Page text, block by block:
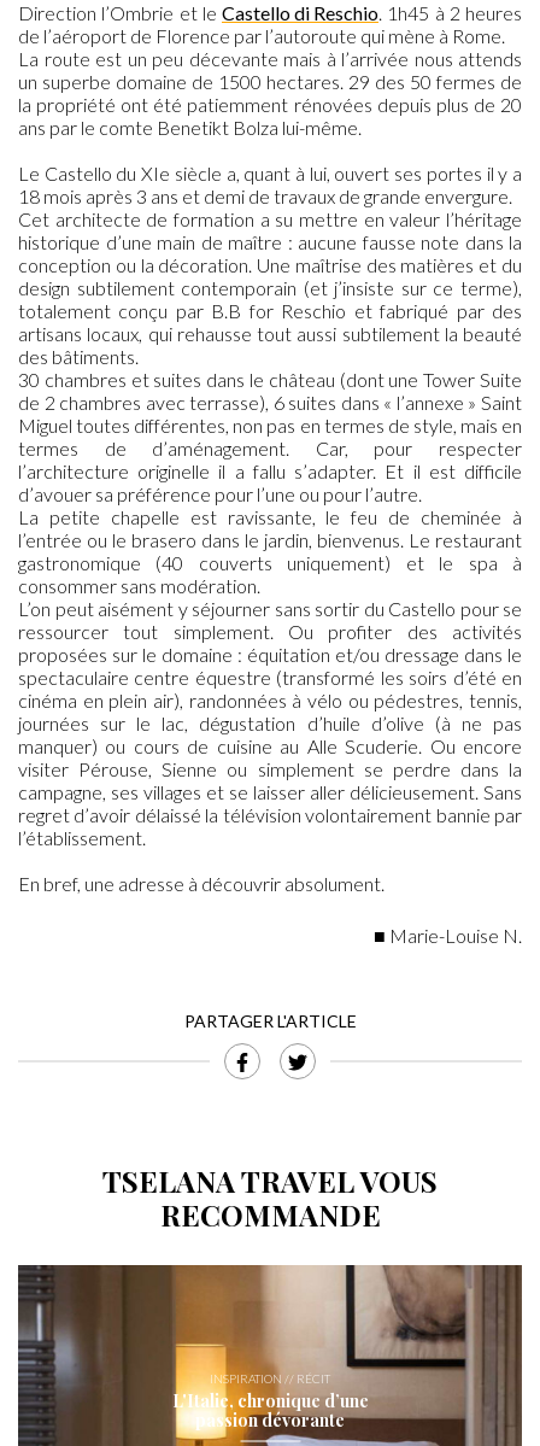
Direction l’Ombrie et le Castello di Reschio. 1h45 à 2 heures
de l’aéroport de Florence par l’autoroute qui mène à Rome.
La route est un peu décevante mais à l’arrivée nous attends
un superbe domaine de 1500 hectares. 29 des 50 fermes de
la propriété ont été patiemment rénovées depuis plus de 20
ans par le comte Benetikt Bolza lui-même.
Le Castello du XIe siècle a, quant à lui, ouvert ses portes il y a
18 mois après 3 ans et demi de travaux de grande envergure.
Cet architecte de formation a su mettre en valeur l’héritage
historique d’une main de maître : aucune fausse note dans la
conception ou la décoration. Une maîtrise des matières et du
design subtilement contemporain (et j’insiste sur ce terme),
totalement conçu par B.B for Reschio et fabriqué par des
artisans locaux, qui rehausse tout aussi subtilement la beauté
des bâtiments.
30 chambres et suites dans le château (dont une Tower Suite
de 2 chambres avec terrasse), 6 suites dans « l’annexe » Saint
Miguel toutes différentes, non pas en termes de style, mais en
termes de d’aménagement. Car, pour respecter
l’architecture originelle il a fallu s’adapter. Et il est difficile
d’avouer sa préférence pour l’une ou pour l’autre.
La petite chapelle est ravissante, le feu de cheminée à
l’entrée ou le brasero dans le jardin, bienvenus. Le restaurant
gastronomique (40 couverts uniquement) et le spa à
consommer sans modération.
L’on peut aisément y séjourner sans sortir du Castello pour se
ressourcer tout simplement. Ou profiter des activités
proposées sur le domaine : équitation et/ou dressage dans le
spectaculaire centre équestre (transformé les soirs d’été en
cinéma en plein air), randonnées à vélo ou pédestres, tennis,
journées sur le lac, dégustation d’huile d’olive (à ne pas
manquer) ou cours de cuisine au Alle Scuderie. Ou encore
visiter Pérouse, Sienne ou simplement se perdre dans la
campagne, ses villages et se laisser aller délicieusement. Sans
regret d’avoir délaissé la télévision volontairement bannie par
l’établissement.
En bref, une adresse à découvrir absolument.
■ Marie-Louise N.
PARTAGER L'ARTICLE
TSELANA TRAVEL VOUS
RECOMMANDE
INSPIRATION // RÉCIT
L'Italie, chronique d’une
passion dévorante